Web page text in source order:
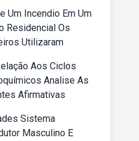
Um Incendio Em Um
Residencial Os
Utilizaram
Aos Ciclos
Analise As
Afirmativas
Sistema
Masculino E